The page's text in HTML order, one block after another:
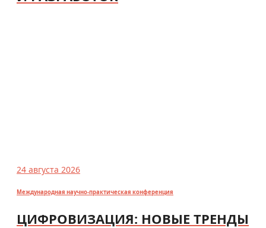
24 августа 2026
Международная научно-практическая конференция
ЦИФРОВИЗАЦИЯ: НОВЫЕ ТРЕНДЫ